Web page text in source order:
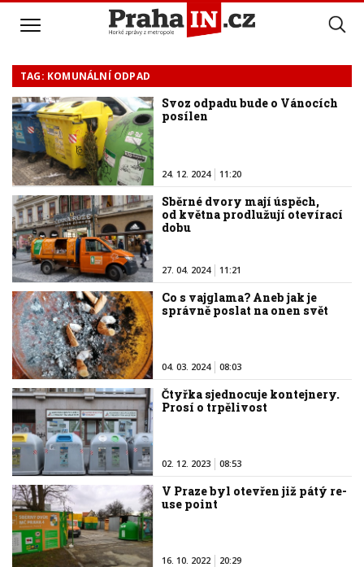
TAG: KOMUNÁLNÍ ODPAD
Svoz odpadu bude o Vánocích
posílen
24. 12. 2024 11:20
Sběrné dvory mají úspěch,
od května prodlužují otevírací
dobu
27. 04. 2024 11:21
Co s vajglama? Aneb jak je
správně poslat na onen svět
04. 03. 2024 08:03
Čtyřka sjednocuje kontejnery.
Prosí o trpělivost
02. 12. 2023 08:53
V Praze byl otevřen již pátý re-
use point
16. 10. 2022 20:29